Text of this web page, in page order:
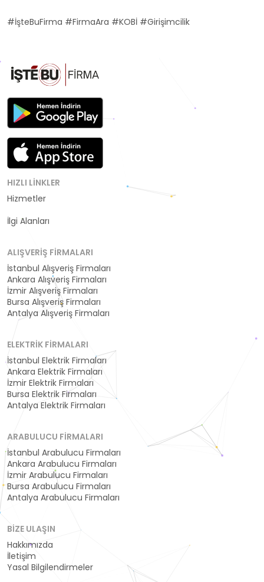
#İşteBuFirma #FirmaAra #KOBİ #Girişimcilik
HIZLI LINKLER
Hizmetler
İlgi Alanları
ALIŞVERIŞ FIRMALARI
İstanbul Alışveriş Firmaları
Ankara Alışveriş Firmaları
İzmir Alışveriş Firmaları
Bursa Alışveriş Firmaları
Antalya Alışveriş Firmaları
ELEKTRIK FIRMALARI
İstanbul Elektrik Firmaları
Ankara Elektrik Firmaları
İzmir Elektrik Firmaları
Bursa Elektrik Firmaları
Antalya Elektrik Firmaları
ARABULUCU FIRMALARI
İstanbul Arabulucu Firmaları
Ankara Arabulucu Firmaları
İzmir Arabulucu Firmaları
Bursa Arabulucu Firmaları
Antalya Arabulucu Firmaları
BIZE ULAŞIN
Hakkımızda
İletişim
Yasal Bilgilendirmeler